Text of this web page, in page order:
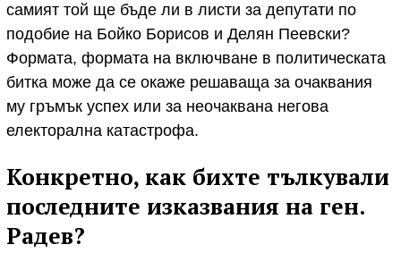
самият той ще бъде ли в листи за депутати по
подобие на Бойко Борисов и Делян Пеевски?
Формата, формата на включване в политическата
битка може да се окаже решаваща за очаквания
му гръмък успех или за неочаквана негова
електорална катастрофа.
Конкретно, как бихте тълкували
последните изказвания на ген.
Радев?